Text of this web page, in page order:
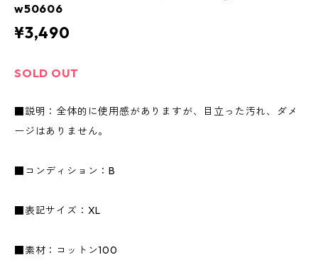
w50606
¥3,490
SOLD OUT
■説明：全体的に使用感がありますが、目立った汚れ、ダメ
ージはありません。
■コンディション：B
■表記サイズ：XL
■素材：コットン100